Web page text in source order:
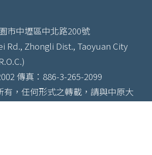
市中壢區中北路200號
Rd., Zhongli Dist., Taoyuan City
傳真：886-3-265-2099
，任何形式之轉載，請與中原大